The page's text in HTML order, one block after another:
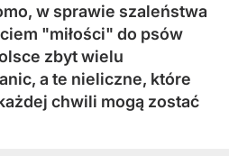
w sprawie szaleństwa
"miłości" do psów
zbyt wielu
a te nieliczne, które
chwili mogą zostać